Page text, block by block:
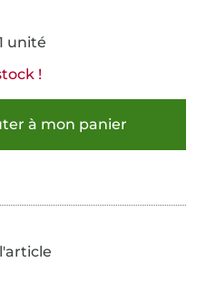
unité
!
à mon panier